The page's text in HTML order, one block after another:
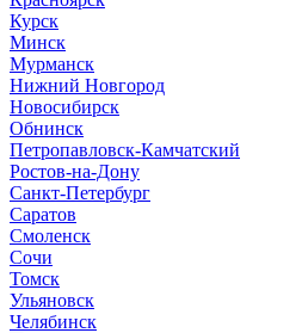
Курск
Минск
Мурманск
Нижний Новгород
Новосибирск
Обнинск
Петропавловск-Камчатский
Ростов-на-Дону
Санкт-Петербург
Саратов
Смоленск
Сочи
Томск
Ульяновск
Челябинск